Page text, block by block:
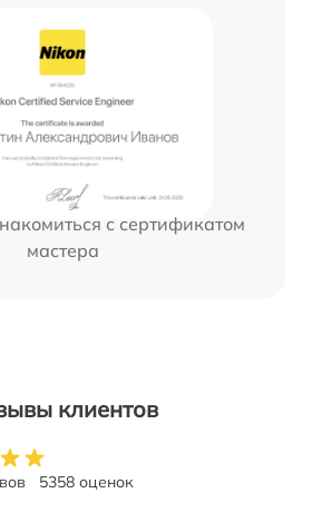
с сертификатом
мастера
клиентов
5358 оценок